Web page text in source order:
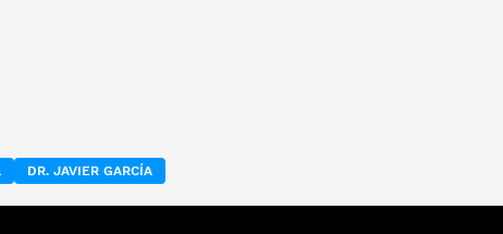
DR. JAVIER GARCÍA